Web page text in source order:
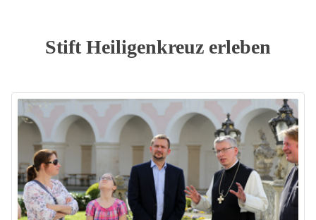
Stift Heiligenkreuz erleben